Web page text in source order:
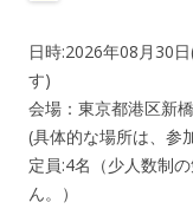
日時:2026年08月30
す)
会場：東京都港区新
(具体的な場所は、参
定員:4名（少人数制
ん。）